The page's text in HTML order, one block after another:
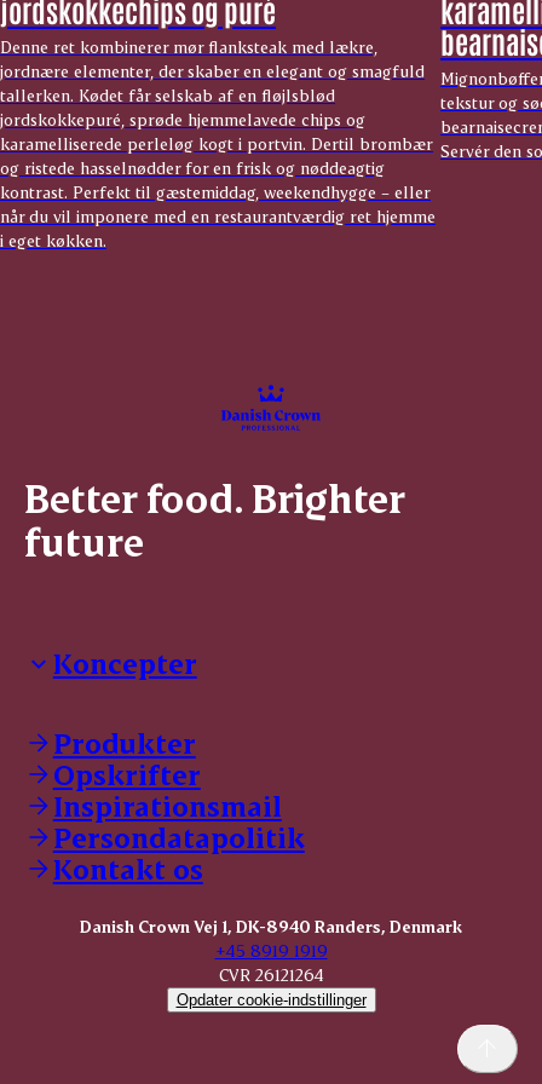
jordskokkechips og puré
Denne ret kombinerer mør flanksteak med lækre,
jordnære elementer, der skaber en elegant og smagfuld
tallerken. Kødet får selskab af en fløjlsblød
jordskokkepuré, sprøde hjemmelavede chips og
karamelliserede perleløg kogt i portvin. Dertil brombær
og ristede hasselnødder for en frisk og nøddeagtig
kontrast. Perfekt til gæstemiddag, weekendhygge – eller
når du vil imponere med en restaurantværdig ret hjemme
i eget køkken.
tekstur og
Servér den
Better food. Brighter
future
Koncepter
Dyrbar
GØL
Tulip
Friland
Dansk Kødkvæg
STOLT
Dansk Kalv
KOMBI Hak
Produkter
Opskrifter
Inspirationsmail
Persondatapolitik
Kontakt os
Danish Crown Vej 1, DK-8940 Randers, Denmark
+45 8919 1919
CVR 26121264
Opdater cookie-indstillinger